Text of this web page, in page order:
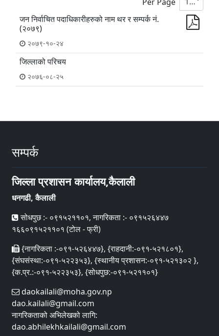
जन निर्वाचित पदाधिकारीहरुको नाम थर र सम्पर्क नं.
(२०७९)
२०७९-१०-२४
जिल्लाको परिचय
२०७६-०८-२५
सम्पर्क
जिल्ला प्रशासन कार्यालय,कैलाली
धनगढी, कैलाली
सोधपुछ :- ०९१५२११०१, नागरिकता :- ०९१५२६४४७
१६६०९१५२११०१ (टोल - फ्री)
{नागरिकता :-०९१-५२६४४७}, {राहदानी:-०९१-५२१८०१},
{संघसंस्था:-०९१-५२२३५३}, {स्थानीय प्रशासन:-०९१-५२१३०२ },
{क.प्र.:-०९१-५२२३५३}, {सोधपुछ:-०९१-५२११०१}
daokailali@moha.gov.np
dao.kailali@gmail.com
नागरिकताको अभिलेखको लागि:
dao.abhilekhkailali@gmail.com